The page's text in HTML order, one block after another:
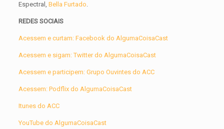
Espectral,Bella Furtado.
REDES SOCIAIS
Acessem e curtam: Facebook do AlgumaCoisaCast
Acessem e sigam: Twitter do AlgumaCoisaCast
Acessem e participem: Grupo Ouvintes do ACC
Acessem: Podflix do AlgumaCoisaCast
Itunes do ACC
YouTube do AlgumaCoisaCast